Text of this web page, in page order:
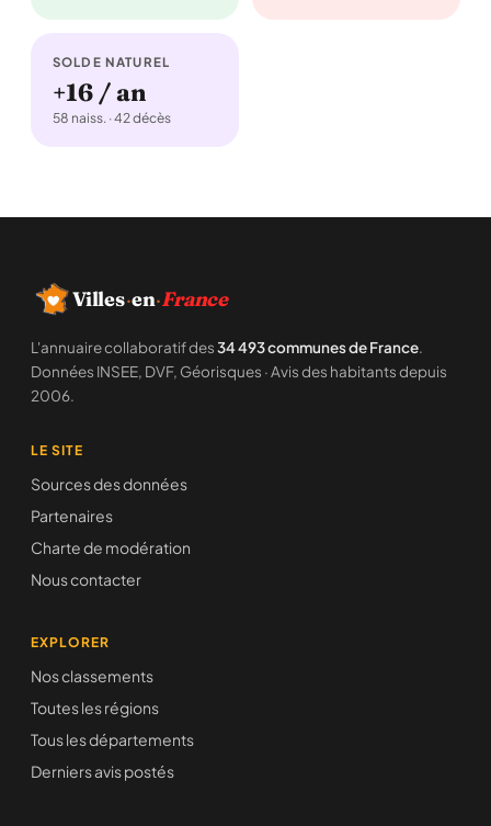
SOLDE NATUREL
+16 / an
58 naiss. · 42 décès
Villes·en·France
L'annuaire collaboratif des34 493 communes de France.
Données INSEE, DVF, Géorisques · Avis des habitants depuis
2006.
LE SITE
Sources des données
Partenaires
Charte de modération
Nous contacter
EXPLORER
Nos classements
Toutes les régions
Tous les départements
Derniers avis postés